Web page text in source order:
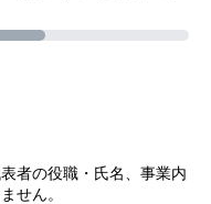
者の役職・氏名、事業内
せん。